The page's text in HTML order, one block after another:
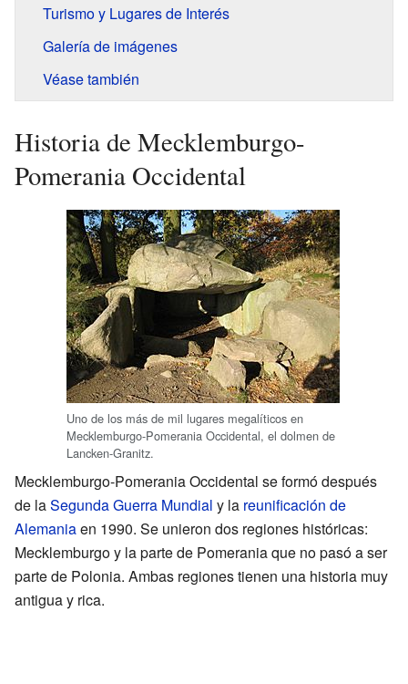
Turismo y Lugares de Interés
Galería de imágenes
Véase también
Historia de Mecklemburgo-
Pomerania Occidental
Uno de los más de mil lugares megalíticos en
Mecklemburgo-Pomerania Occidental, el dolmen de
Lancken-Granitz.
Mecklemburgo-Pomerania Occidental se formó después
de laSegunda Guerra Mundial y la reunificación de
Alemaniaen 1990. Se unieron dos regiones históricas:
Mecklemburgo y la parte de Pomerania que no pasó a ser
parte de Polonia. Ambas regiones tienen una historia muy
antigua y rica.